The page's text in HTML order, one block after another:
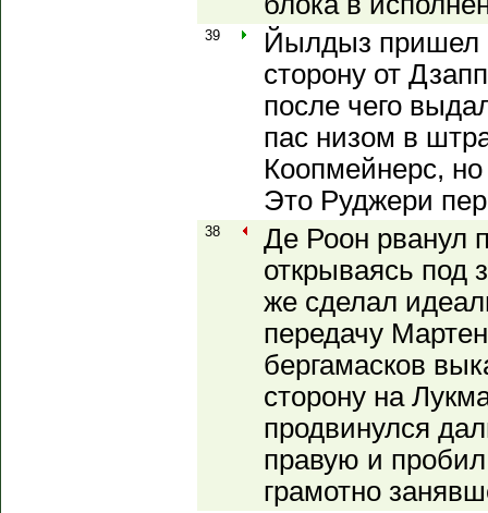
39
Йылдыз пришел
сторону от
после чего
пас низом в
Коопмейнерс,
Это Руджери
38
Де Роон рванул
открываясь под
же сделал
передачу
бергамасков
сторону на
продвинулся
правую и
грамотно